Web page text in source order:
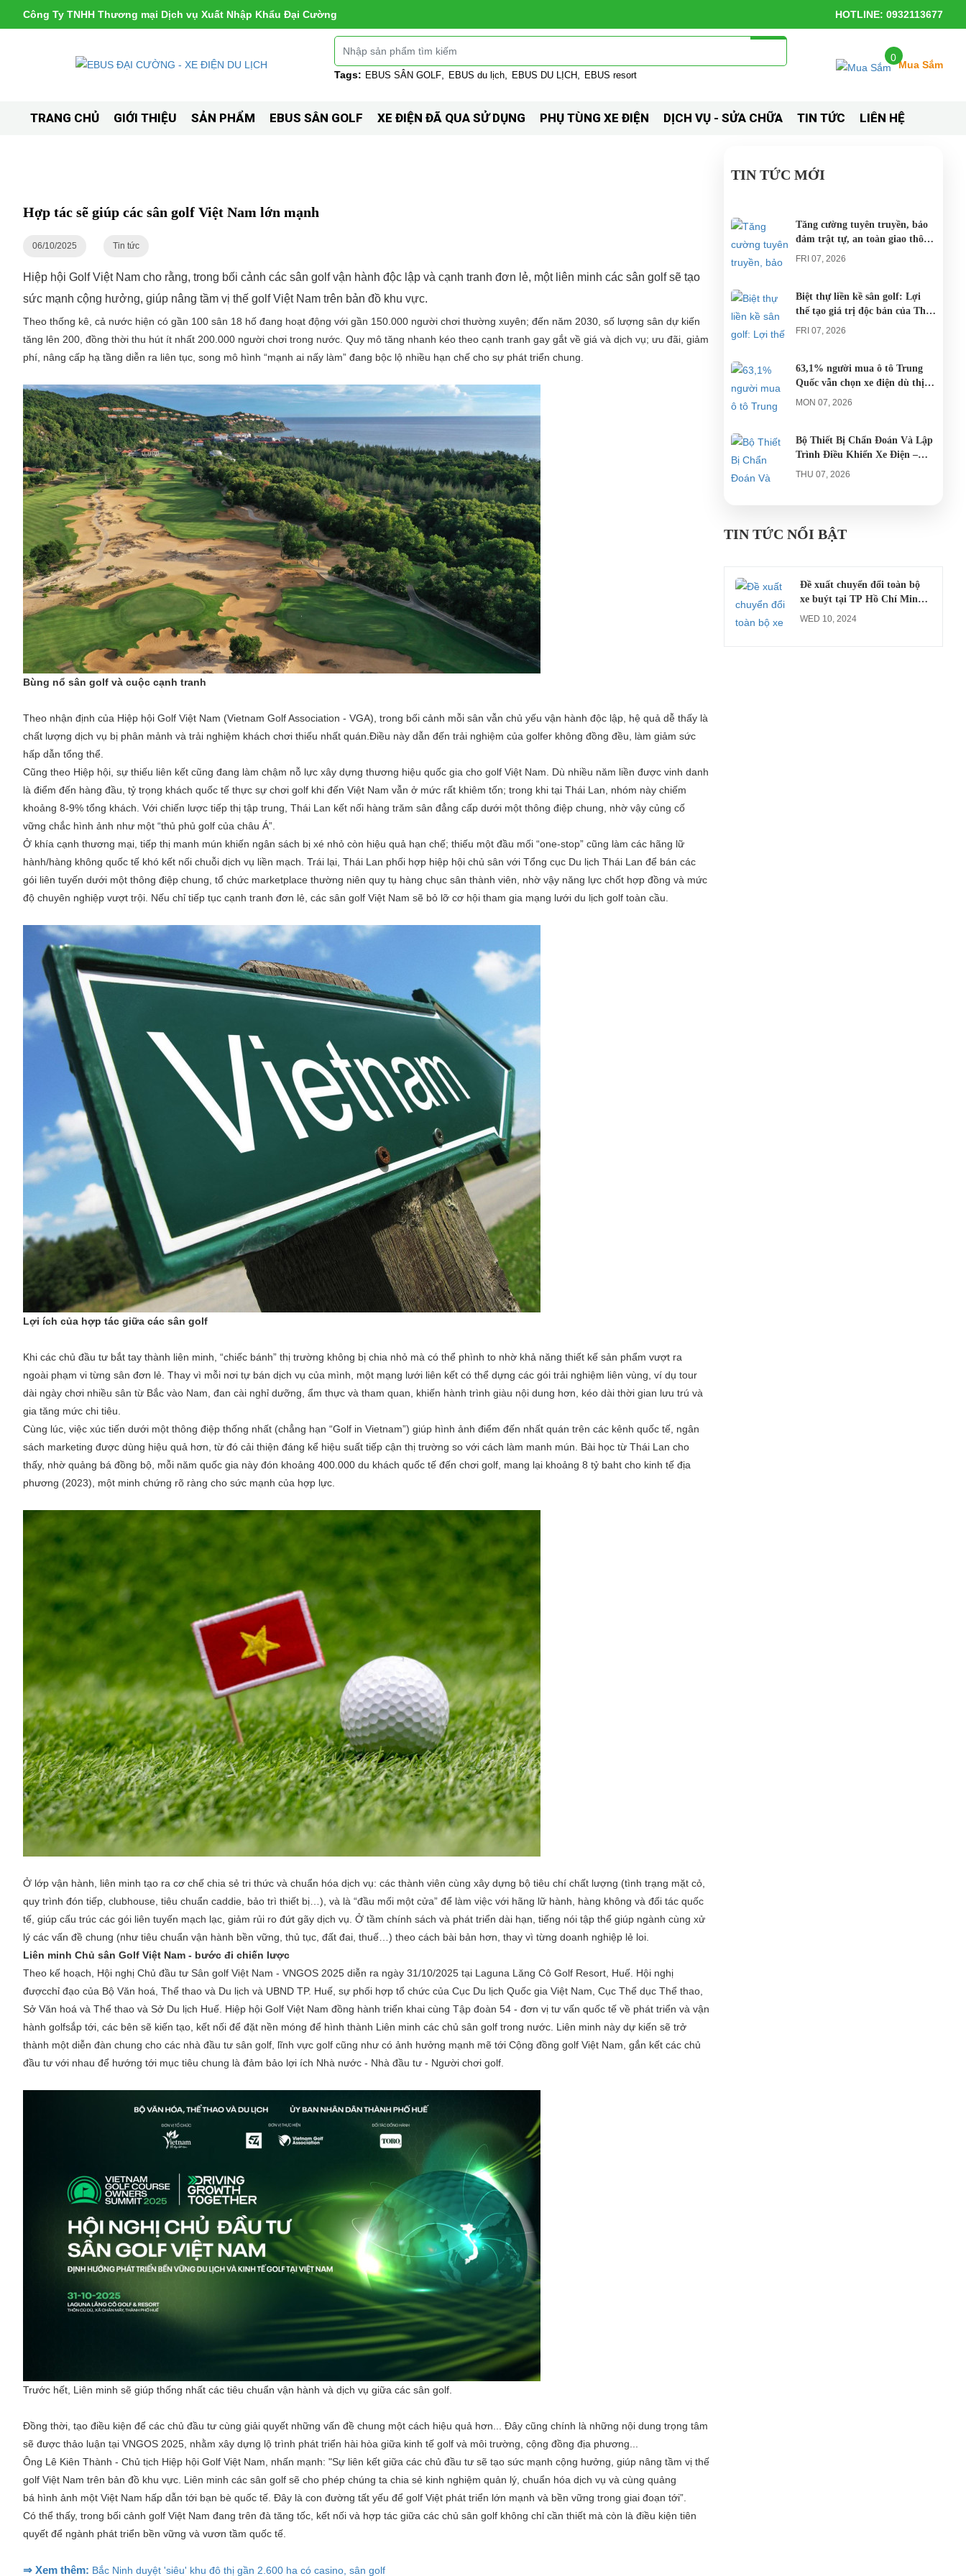
Công Ty TNHH Thương mại Dịch vụ Xuất Nhập Khẩu Đại Cường HOTLINE: 0932113677
Tags: EBUS SÂN GOLF EBUS du lịch EBUS DU LỊCH EBUS resort
0
Mua Sắm
TRANG CHỦ GIỚI THIỆU SẢN PHẨM EBUS SÂN GOLF XE ĐIỆN ĐÃ QUA SỬ DỤNG PHỤ TÙNG XE ĐIỆN DỊCH VỤ - SỬA CHỮA TIN TỨC LIÊN HỆ
Hợp tác sẽ giúp các sân golf Việt Nam lớn mạnh
06/10/2025 Tin tức
Hiệp hội Golf Việt Nam cho rằng, trong bối cảnh các sân golf vận hành độc lập và cạnh tranh đơn lẻ, một liên minh các sân golf sẽ tạo
sức mạnh cộng hưởng, giúp nâng tầm vị thế golf Việt Nam trên bản đồ khu vực.
Theo thống kê, cả nước hiện có gần 100 sân 18 hố đang hoạt động với gần 150.000 người chơi thường xuyên; đến năm 2030, số lượng sân dự kiến
tăng lên 200, đồng thời thu hút ít nhất 200.000 người chơi trong nước. Quy mô tăng nhanh kéo theo cạnh tranh gay gắt về giá và dịch vụ; ưu đãi, giảm
phí, nâng cấp hạ tầng diễn ra liên tục, song mô hình “mạnh ai nấy làm” đang bộc lộ nhiều hạn chế cho sự phát triển chung.
Bùng nổ sân golf và cuộc cạnh tranh
Theo nhận định của Hiệp hội Golf Việt Nam (Vietnam Golf Association - VGA), trong bối cảnh mỗi sân vẫn chủ yếu vận hành độc lập, hệ quả dễ thấy là
chất lượng dịch vụ bị phân mảnh và trải nghiệm khách chơi thiếu nhất quán.Điều này dẫn đến trải nghiệm của golfer không đồng đều, làm giảm sức
hấp dẫn tổng thể.
Cũng theo Hiệp hội, sự thiếu liên kết cũng đang làm chậm nỗ lực xây dựng thương hiệu quốc gia cho golf Việt Nam. Dù nhiều năm liền được vinh danh
là điểm đến hàng đầu, tỷ trọng khách quốc tế thực sự chơi golf khi đến Việt Nam vẫn ở mức rất khiêm tốn; trong khi tại Thái Lan, nhóm này chiếm
khoảng 8-9% tổng khách. Với chiến lược tiếp thị tập trung, Thái Lan kết nối hàng trăm sân đẳng cấp dưới một thông điệp chung, nhờ vậy củng cố
vững chắc hình ảnh như một “thủ phủ golf của châu Á”.
Ở khía cạnh thương mại, tiếp thị manh mún khiến ngân sách bị xé nhỏ còn hiệu quả hạn chế; thiếu một đầu mối “one-stop” cũng làm các hãng lữ
hành/hàng không quốc tế khó kết nối chuỗi dịch vụ liền mạch. Trái lại, Thái Lan phối hợp hiệp hội chủ sân với Tổng cục Du lịch Thái Lan để bán các
gói liên tuyến dưới một thông điệp chung, tổ chức marketplace thường niên quy tụ hàng chục sân thành viên, nhờ vậy năng lực chốt hợp đồng và mức
độ chuyên nghiệp vượt trội. Nếu chỉ tiếp tục cạnh tranh đơn lẻ, các sân golf Việt Nam sẽ bỏ lỡ cơ hội tham gia mạng lưới du lịch golf toàn cầu.
Lợi ích của hợp tác giữa các sân golf
Khi các chủ đầu tư bắt tay thành liên minh, “chiếc bánh” thị trường không bị chia nhỏ mà có thể phình to nhờ khả năng thiết kế sản phẩm vượt ra
ngoài phạm vi từng sân đơn lẻ. Thay vì mỗi nơi tự bán dịch vụ của mình, một mạng lưới liên kết có thể dựng các gói trải nghiệm liên vùng, ví dụ tour
dài ngày chơi nhiều sân từ Bắc vào Nam, đan cài nghỉ dưỡng, ẩm thực và tham quan, khiến hành trình giàu nội dung hơn, kéo dài thời gian lưu trú và
gia tăng mức chi tiêu.
Cùng lúc, việc xúc tiến dưới một thông điệp thống nhất (chẳng hạn “Golf in Vietnam”) giúp hình ảnh điểm đến nhất quán trên các kênh quốc tế, ngân
sách marketing được dùng hiệu quả hơn, từ đó cải thiện đáng kể hiệu suất tiếp cận thị trường so với cách làm manh mún. Bài học từ Thái Lan cho
thấy, nhờ quảng bá đồng bộ, mỗi năm quốc gia này đón khoảng 400.000 du khách quốc tế đến chơi golf, mang lại khoảng 8 tỷ baht cho kinh tế địa
phương (2023), một minh chứng rõ ràng cho sức mạnh của hợp lực.
Ở lớp vận hành, liên minh tạo ra cơ chế chia sẻ tri thức và chuẩn hóa dịch vụ: các thành viên cùng xây dựng bộ tiêu chí chất lượng (tình trạng mặt cỏ,
quy trình đón tiếp, clubhouse, tiêu chuẩn caddie, bảo trì thiết bị…), và là “đầu mối một cửa” để làm việc với hãng lữ hành, hàng không và đối tác quốc
tế, giúp cấu trúc các gói liên tuyến mạch lạc, giảm rủi ro đứt gãy dịch vụ. Ở tầm chính sách và phát triển dài hạn, tiếng nói tập thể giúp ngành cùng xử
lý các vấn đề chung (như tiêu chuẩn vận hành bền vững, thủ tục, đất đai, thuế…) theo cách bài bản hơn, thay vì từng doanh nghiệp lẻ loi.
Liên minh Chủ sân Golf Việt Nam - bước đi chiến lược
Theo kế hoạch, Hội nghị Chủ đầu tư Sân golf Việt Nam - VNGOS 2025 diễn ra ngày 31/10/2025 tại Laguna Lăng Cô Golf Resort, Huế. Hội nghị
đượcchỉ đạo của Bộ Văn hoá, Thể thao và Du lịch và UBND TP. Huế, sự phối hợp tổ chức của Cục Du lịch Quốc gia Việt Nam, Cục Thể dục Thể thao,
Sở Văn hoá và Thể thao và Sở Du lịch Huế. Hiệp hội Golf Việt Nam đồng hành triển khai cùng Tập đoàn 54 - đơn vị tư vấn quốc tế về phát triển và vận
hành golfsắp tới, các bên sẽ kiến tạo, kết nối để đặt nền móng để hình thành Liên minh các chủ sân golf trong nước. Liên minh này dự kiến sẽ trở
thành một diễn đàn chung cho các nhà đầu tư sân golf, lĩnh vực golf cũng như có ảnh hưởng mạnh mẽ tới Cộng đồng golf Việt Nam, gắn kết các chủ
đầu tư với nhau để hướng tới mục tiêu chung là đảm bảo lợi ích Nhà nước - Nhà đầu tư - Người chơi golf.
Trước hết, Liên minh sẽ giúp thống nhất các tiêu chuẩn vận hành và dịch vụ giữa các sân golf.
Đồng thời, tạo điều kiện để các chủ đầu tư cùng giải quyết những vấn đề chung một cách hiệu quả hơn... Đây cũng chính là những nội dung trọng tâm
sẽ được thảo luận tại VNGOS 2025, nhằm xây dựng lộ trình phát triển hài hòa giữa kinh tế golf và môi trường, cộng đồng địa phương...
Ông Lê Kiên Thành - Chủ tịch Hiệp hội Golf Việt Nam, nhấn mạnh: "Sự liên kết giữa các chủ đầu tư sẽ tạo sức mạnh cộng hưởng, giúp nâng tầm vị thế
golf Việt Nam trên bản đồ khu vực. Liên minh các sân golf sẽ cho phép chúng ta chia sẻ kinh nghiệm quản lý, chuẩn hóa dịch vụ và cùng quảng
bá hình ảnh một Việt Nam hấp dẫn tới bạn bè quốc tế. Đây là con đường tất yếu để golf Việt phát triển lớn mạnh và bền vững trong giai đoạn tới”.
Có thể thấy, trong bối cảnh golf Việt Nam đang trên đà tăng tốc, kết nối và hợp tác giữa các chủ sân golf không chỉ cần thiết mà còn là điều kiện tiên
quyết để ngành phát triển bền vững và vươn tầm quốc tế.
⇒ Xem thêm: Bắc Ninh duyệt 'siêu' khu đô thị gần 2.600 ha có casino, sân golf
TIN TỨC MỚI
Tăng cường tuyên truyền, bảo
đảm trật tự, an toàn giao thông
khi thí điểm xe điện 4 bánh
FRI 07, 2026
Biệt thự liền kề sân golf: Lợi
thế tạo giá trị độc bản của The
AGULA Tây Ninh
FRI 07, 2026
63,1% người mua ô tô Trung
Quốc vẫn chọn xe điện dù thị
trường tháng 7 hạ nhiệt
MON 07, 2026
Bộ Thiết Bị Chẩn Đoán Và Lập
Trình Điều Khiển Xe Điện –
Giải Pháp Bảo Trì Chuyên
THU 07, 2026
điện du lịch gây gổ khi đón du
khách ở Quy Nhơn
TIN TỨC NỔI BẬT
Đề xuất chuyển đổi toàn bộ
xe buýt tại TP Hồ Chí Minh
sang xe điện từ năm 2026
WED 10, 2024